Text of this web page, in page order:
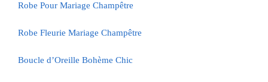
Robe Pour Mariage Champêtre
Robe Fleurie Mariage Champêtre
Boucle d’Oreille Bohème Chic